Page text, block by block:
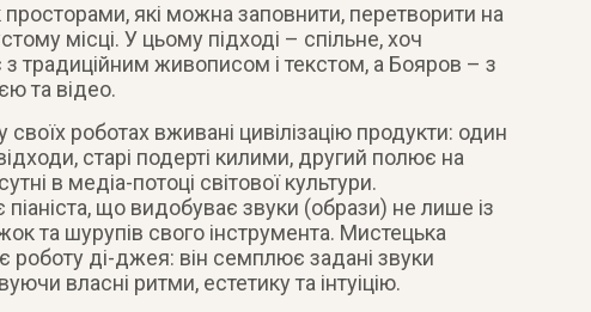
які можна заповнити, перетворити на
місці. У цьому підході – спільне, хоч
традиційним живописом і текстом, а Бояров – з
та відео.
роботах вживані цивілізацію продукти: один
старі подерті килими, другий полює на
в медіа-потоці світової культури.
що видобуває звуки (образи) не лише із
та шурупів свого інструмента. Мистецька
роботу ді-джея: він семплює задані звуки
власні ритми, естетику та інтуіцію.